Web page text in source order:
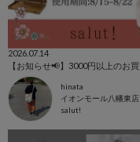
2026.07.14
hinata
イオンモール八幡東店
salut!